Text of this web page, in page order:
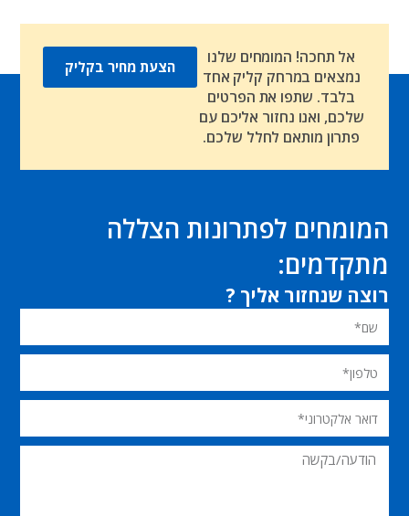
אל תחכה! המומחים שלנו
נמצאים במרחק קליק אחד
בלבד. שתפו את הפרטים
שלכם, ואנו נחזור אליכם עם
פתרון מותאם לחלל שלכם.
הצעת מחיר בקליק
המומחים לפתרונות הצללה
מתקדמים:
רוצה שנחזור אליך ?